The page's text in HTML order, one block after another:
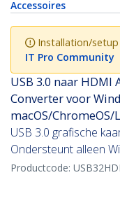
Accessoires
Installation/
IT Pro Community
USB 3.0 naar
Converter voor
macOS/ChromeOS/
USB 3.0 grafische
Ondersteunt alleen
Productcode: